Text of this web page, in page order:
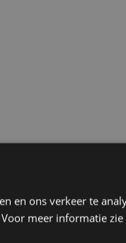
en ons verkeer te
meer informatie zie